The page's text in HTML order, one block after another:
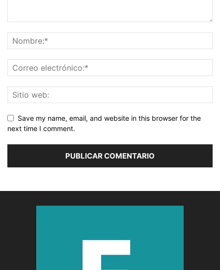
Save my name, email, and website in this browser for the
next time I comment.